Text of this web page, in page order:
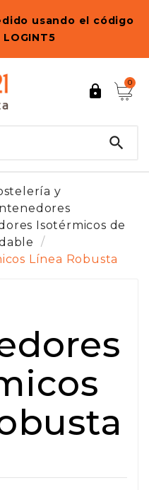
usando el código

0

y
Isotérmicos de
Línea Robusta